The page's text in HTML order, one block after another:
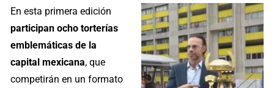
En esta primera edición
participan ocho torterías
emblemáticas de la
capital mexicana, que
competirán en un formato